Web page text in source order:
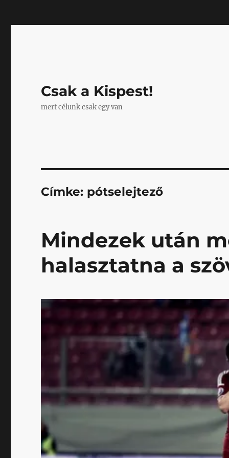
Csak a Kispest!
mert célunk csak egy van
Címke: pótselejtező
Mindezek után
halasztatna a